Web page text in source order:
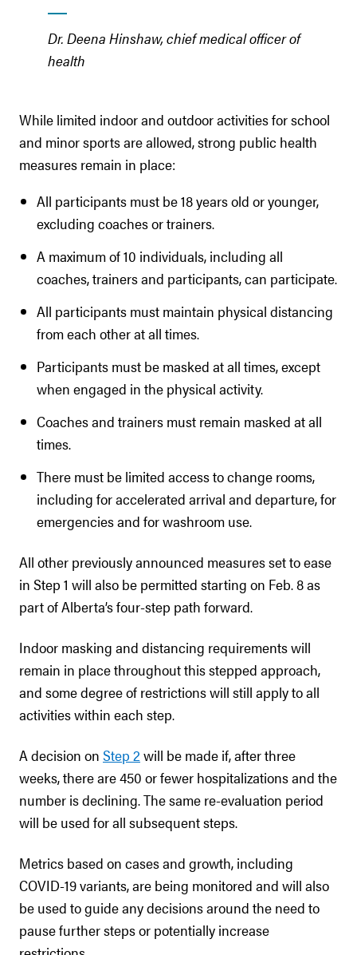
Dr. Deena Hinshaw, chief medical officer of
health
While limited indoor and outdoor activities for school
and minor sports are allowed, strong public health
measures remain in place:
All participants must be 18 years old or younger,
excluding coaches or trainers.
A maximum of 10 individuals, including all
coaches, trainers and participants, can participate.
All participants must maintain physical distancing
from each other at all times.
Participants must be masked at all times, except
when engaged in the physical activity.
Coaches and trainers must remain masked at all
times.
There must be limited access to change rooms,
including for accelerated arrival and departure, for
emergencies and for washroom use.
All other previously announced measures set to ease
in Step 1 will also be permitted starting on Feb. 8 as
part of Alberta’s four-step path forward.
Indoor masking and distancing requirements will
remain in place throughout this stepped approach,
and some degree of restrictions will still apply to all
activities within each step.
A decision on Step 2will be made if, after three
weeks, there are 450 or fewer hospitalizations and the
number is declining. The same re-evaluation period
will be used for all subsequent steps.
Metrics based on cases and growth, including
COVID-19 variants, are being monitored and will also
be used to guide any decisions around the need to
pause further steps or potentially increase